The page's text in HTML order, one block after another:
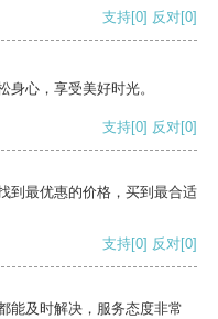
支持[0] 反对[0]
身心，享受美好时光。
支持[0] 反对[0]
到最优惠的价格，买到最合适
支持[0] 反对[0]
能及时解决，服务态度非常